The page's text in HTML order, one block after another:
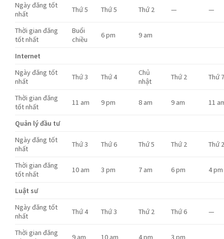
Ngày đăng tốt
nhất
Thứ 5 Thứ 5 Thứ 2 — —
Thời gian đăng
tốt nhất
Buổi
chiều
6 pm 9 am
Internet
Ngày đăng tốt
nhất
Thứ 3 Thứ 4
Chủ
nhật
Thứ 2 Thứ
Thời gian đăng
tốt nhất
11 am 9 pm 8 am 9 am 11
Quản lý đầu tư
Ngày đăng tốt
nhất
Thứ 3 Thứ 6 Thứ 5 Thứ 2 Thứ
Thời gian đăng
tốt nhất
10 am 3 pm 7 am 6 pm 4 pm
Luật sư
Ngày đăng tốt
nhất
Thứ 4 Thứ 3 Thứ 2 Thứ 6 —
Thời gian đăng
9 am 10 am 4 pm 3 pm